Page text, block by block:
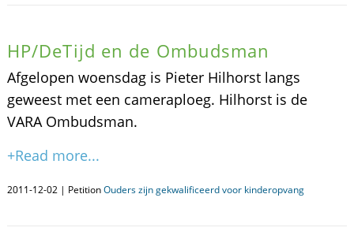
HP/DeTijd en de Ombudsman
Afgelopen woensdag is Pieter Hilhorst langs
geweest met een cameraploeg. Hilhorst is de
VARA Ombudsman.
+Read more...
2011-12-02 | PetitionOuders zijn gekwalificeerd voor kinderopvang